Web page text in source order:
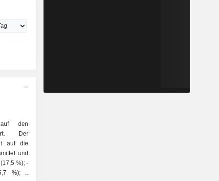
den
Der
auf die
%); -